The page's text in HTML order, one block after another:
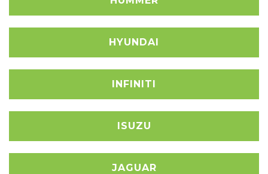
HYUNDAI
INFINITI
ISUZU
JAGUAR